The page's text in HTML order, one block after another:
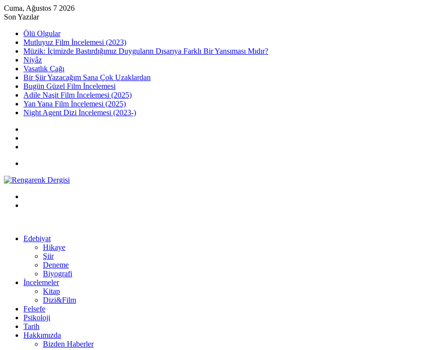
Cuma, Ağustos 7 2026
Son Yazılar
Ölü Olgular
Mutluyuz Film İncelemesi (2023)
Müzik: İçimizde Bastırdığımız Duyguların Dışarıya Farklı Bir Yansıması Mıdır?
Niyâz
Vasatlık Çağı
Bir Şiir Yazacağım Sana Çok Uzaklardan
Bugün Güzel Film İncelemesi
Adile Naşit Film İncelemesi (2025)
Yan Yana Film İncelemesi (2025)
Night Agent Dizi İncelemesi (2023-)
Edebiyat
Hikaye
Şiir
Deneme
Biyografi
İncelemeler
Kitap
Dizi&Film
Felsefe
Psikoloji
Tarih
Hakkımızda
Bizden Haberler